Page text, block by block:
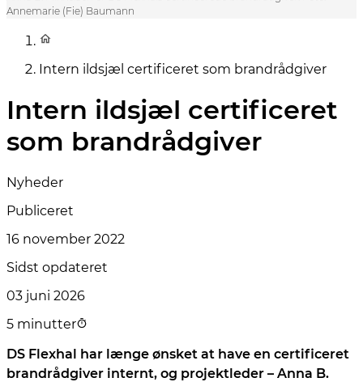
Annemarie (Fie) Baumann
Intern ildsjæl certificeret som brandrådgiver
Intern ildsjæl certificeret
som brandrådgiver
Nyheder
Publiceret
16 november 2022
Sidst opdateret
03 juni 2026
5 minutter
DS Flexhal har længe ønsket at have en certificeret
brandrådgiver internt, og projektleder – Anna B.